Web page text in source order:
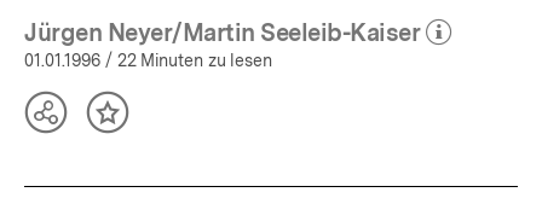
Jürgen Neyer/Martin Seeleib-Kaiser
(Mehr zum Autor)
01.01.1996 / 22 Minuten zu lesen
TeilenInhalt